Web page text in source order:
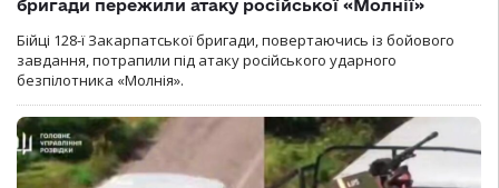
бригади пережили атаку російської «Молнії»
Бійці 128-ї Закарпатської бригади, повертаючись із бойового
завдання, потрапили під атаку російського ударного
безпілотника «Молнія».